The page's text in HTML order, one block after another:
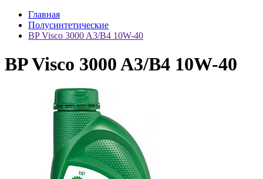
Главная
Полусинтетические
BP Visco 3000 A3/B4 10W-40
BP Visco 3000 A3/B4 10W-40